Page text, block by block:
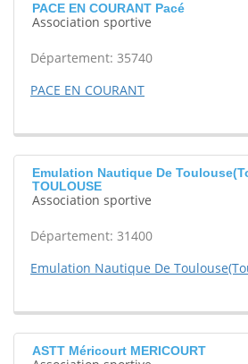
PACE EN COURANT Pacé
Association sportive
Département: 35740
PACE EN COURANT
Emulation Nautique De
TOULOUSE
Association sportive
Département: 31400
Emulation Nautique De
ASTT Méricourt MERICOURT